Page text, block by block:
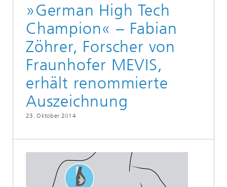
»German High Tech
Champion« – Fabian
Zöhrer, Forscher von
Fraunhofer MEVIS,
erhält renommierte
Auszeichnung
23. Oktober 2014